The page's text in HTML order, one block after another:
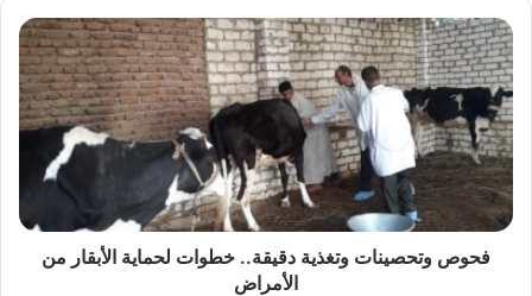
فحوص
وتحصينات
وتغذية
دقيقة..
خطوات
لحماية
الأبقار
من
الأمراض
فحوص وتحصينات وتغذية دقيقة.. خطوات لحماية الأبقار من
الأمراض